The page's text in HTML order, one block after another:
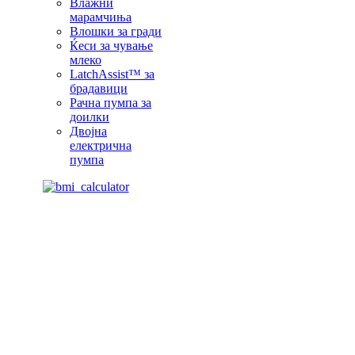
Влажни
марамчиња
Влошки за гради
Ќеси за чување
млеко
LatchAssist™ за
брадавици
Рачна пумпа за
доилки
Двојна
електрична
пумпа